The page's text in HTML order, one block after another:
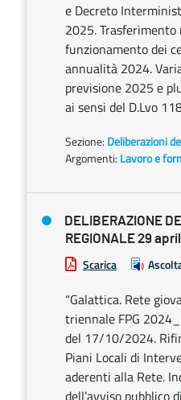
e Decreto
2025.
funzionamento dei
annualità 2024.
previsione 2025 e
ai sensi del D.Lvo
Sezione: Deliberazioni
Argomenti: Lavoro e
DELIBERAZIONE
REGIONALE 29
Scarica
“Galattica. Rete
triennale FPG
del 17/10/2024.
Piani Locali di
aderenti alla Rete.
dell’avviso pubblico